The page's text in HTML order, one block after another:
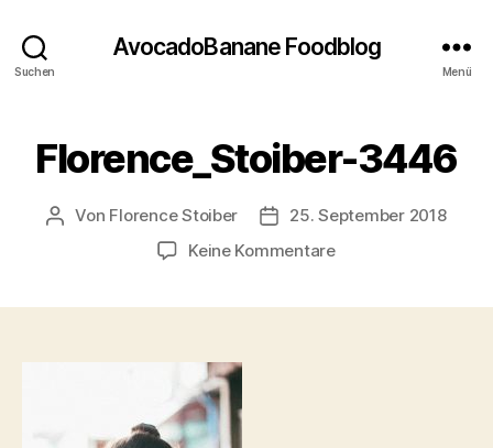
Suchen
AvocadoBanane Foodblog
Menü
Florence_Stoiber-3446
Beitragsautor
Von Florence Stoiber Veröffentlichungsdatum
25. September 2018
Keine Kommentarezu